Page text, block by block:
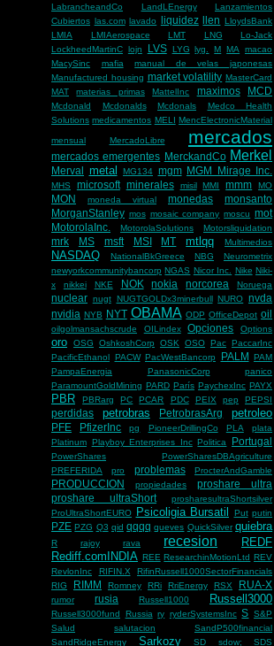
LabrancheandCo
LandLEnergy
Lanzamientos
Cubiertos
las.com lavado liquidez llen
LloydsBank
LMIA
LMIAerospace LMT LNG
Lo-Jack
LockheedMartinC
lojn LVS LYG lyg. M MA macao
MacySinc
mafia
manual de velas japonesas
Manufactured housing market volatility MasterCard
MAT
materias primas MattelInc maximos MCD
Mcdonald Mcdonalds Mcdonals
Medco Health
Solutions medicamentos MELI MencElectronicMaterial
mensual MercadoLibre mercados
mercados emergentes MerckandCo Merkel
Merval metal MG134 mgm MGM Mirage Inc.
MHS microsoft minerales misil MMI mmm MO
MON moneda virtual monedas
monsanto
MorganStanley mos mosaic company moscu mot
MotorolaInc.
MotorolaSolutions Motorsliquidation
mrk MS msft MSI MT mtlqq Multimedios
NASDAQ NationalBkGreece NBG
Neurometrix
newyorkcommunitybancorp NGAS Nicor Inc. Nike Niki-
x
nikkei NKE NOK nokia norcorea Noruega
nuclear nugt NUGTGOLDx3minerbull NURO nvda
nvidia NYB NYT OBAMA ODP OfficeDepot oil
oilgolmansachscrude OILindex Opciones Options
oro OSG OshkoshCorp OSK OSO Pac
PaccarInc
PacificEthanol
PACW PacWestBancorp PALM
PAM
PampaEnergia
PanasonicCorp
panico
ParamountGoldMining PARD París PaychexInc PAYX
PBR PBRarg PC PCAR PDC PEIX pep PEPSI
perdidas petrobras PetrobrasArg petroleo
PFE PfizerInc pg PioneerDrillingCo PLA
plata
Platinum
Playboy Enterprises Inc Politica Portugal
PowerShares
PowerSharesDBAgriculture
PREFERIDA
pro problemas ProcterAndGamble
PRODUCCION propiedades
proshare ultra
proshare ultraShort
prosharesultraShortsilver
ProUltraShortEURO
Psicoligia Bursatil Put putin
PZE PZG Q3 qid qqqq queves QuickSilver quiebra
R rajoy rava recesion
REDF
Rediff.comINDIA REE ResearchinMotionLtd
REV
RevlonInc
RIFIN.X
RifinRussell1000SectorFinancials
RIG
RIMM Romney RRi RriEnergy RSX RUA-X
rumor rusia Russell1000 Russell3000
Russell3000fund Russia ry ryderSystemsInc S S&P
Salud
salutacion
SandP500financial
SandRidgeEnergy
Sarkozy SD sdow; SDS